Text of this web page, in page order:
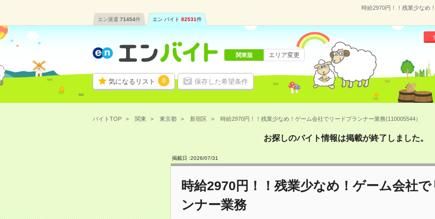
時給2970円！！残業少なめ
エン派遣 71454件 エン バイト 82531件
気になるリスト 0 保存した希望条件
関東版 エリア変更
バイトTOP 関東 東京都 新宿区 時給2970円！！残業少なめ！ゲーム会社でリードプランナー業務(110005544）
お探しのバイト情報は掲載が終了しました。
掲載日 :2026/07/31
時給2970円！！残業少なめ！ゲーム会社で
ンナー業務